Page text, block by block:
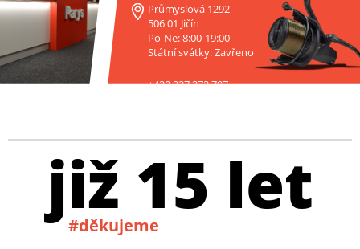
Průmyslová 1292
506 01 Jičín
Po-Ne: 8:00-19:00
Státní svátky: Zavřeno
+420 227 272 797
již 15 let
#děkujeme